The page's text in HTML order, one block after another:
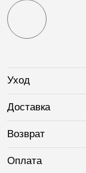
Уход
Доставка
Возврат
Оплата